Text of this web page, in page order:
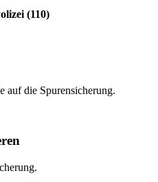
(110)
auf die Spurensicherung.